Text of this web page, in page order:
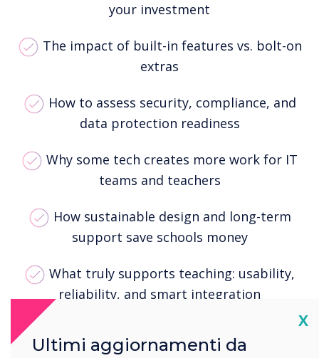
your investment
The impact of built-in features vs. bolt-on
extras
How to assess security, compliance, and
data protection readiness
Why some tech creates more work for IT
teams and teachers
How sustainable design and long-term
support save schools money
What truly supports teaching: usability,
reliability, and smart integration
Whether you're mid-rollout or reviewing your
classroom setup, this guide provides a
X
Ultimi aggiornamenti da